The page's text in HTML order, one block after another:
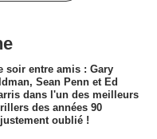
soir entre amis : Gary
Sean Penn et Ed
dans l'un des meilleurs
des années 90
oublié !